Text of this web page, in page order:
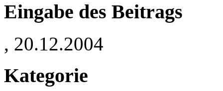
Eingabe des Beitrags
, 20.12.2004
Kategorie